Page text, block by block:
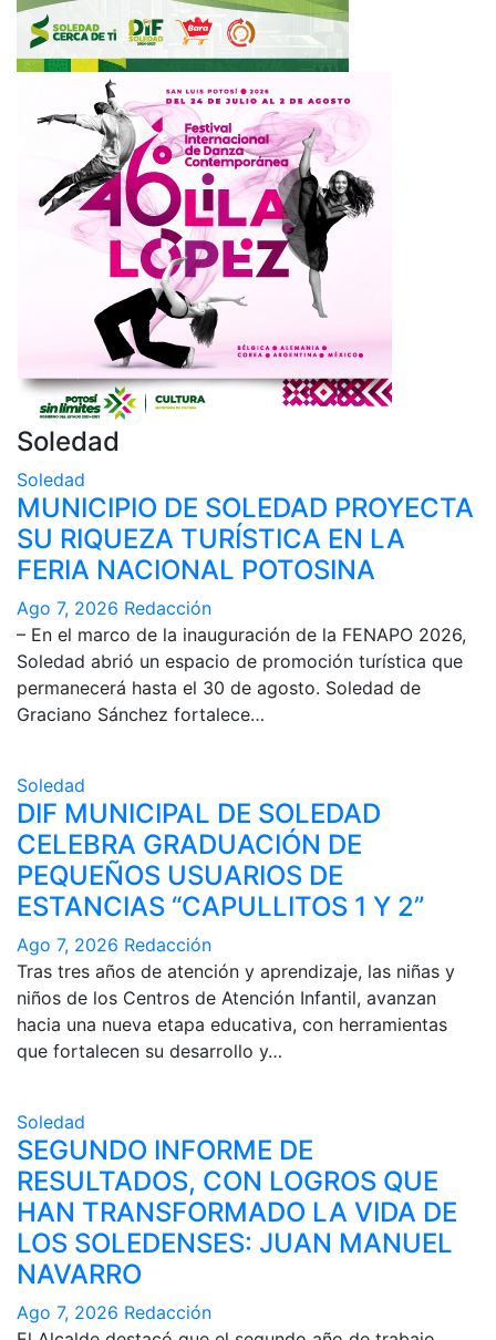
Soledad
Soledad
MUNICIPIO DE SOLEDAD PROYECTA
SU RIQUEZA TURÍSTICA EN LA
FERIA NACIONAL POTOSINA
Ago 7, 2026 Redacción
– En el marco de la inauguración de la FENAPO 2026,
Soledad abrió un espacio de promoción turística que
permanecerá hasta el 30 de agosto. Soledad de
Graciano Sánchez fortalece…
Soledad
DIF MUNICIPAL DE SOLEDAD
CELEBRA GRADUACIÓN DE
PEQUEÑOS USUARIOS DE
ESTANCIAS “CAPULLITOS 1 Y 2”
Ago 7, 2026 Redacción
Tras tres años de atención y aprendizaje, las niñas y
niños de los Centros de Atención Infantil, avanzan
hacia una nueva etapa educativa, con herramientas
que fortalecen su desarrollo y…
Soledad
SEGUNDO INFORME DE
RESULTADOS, CON LOGROS QUE
HAN TRANSFORMADO LA VIDA DE
LOS SOLEDENSES: JUAN MANUEL
NAVARRO
Ago 7, 2026 Redacción